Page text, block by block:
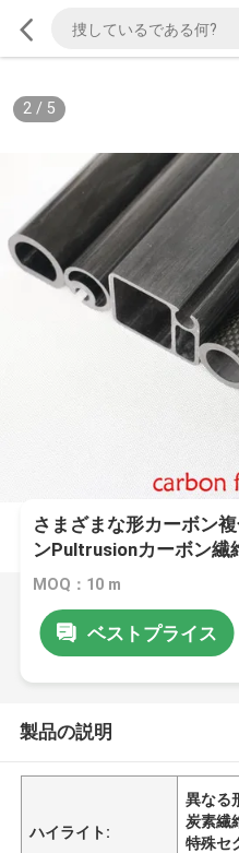
2/ 5
さまざまな形カーボン
ンPultrusionカーボン繊
MOQ：10 m
ベストプライス
製品の説明
ハイライト:
異なる
炭素繊
特殊セ